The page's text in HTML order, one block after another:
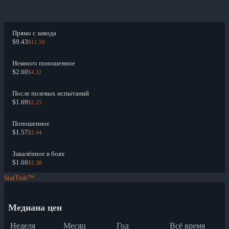
Прямо с завода
$9.43$11.50
Немного поношенное
$2.60$4.32
После полевых испытаний
$1.69$2.25
Поношенное
$1.57$2.44
Закалённое в боях
$1.66$2.38
StatTrak™
Медиана цен
Неделя Месяц Год Всё время